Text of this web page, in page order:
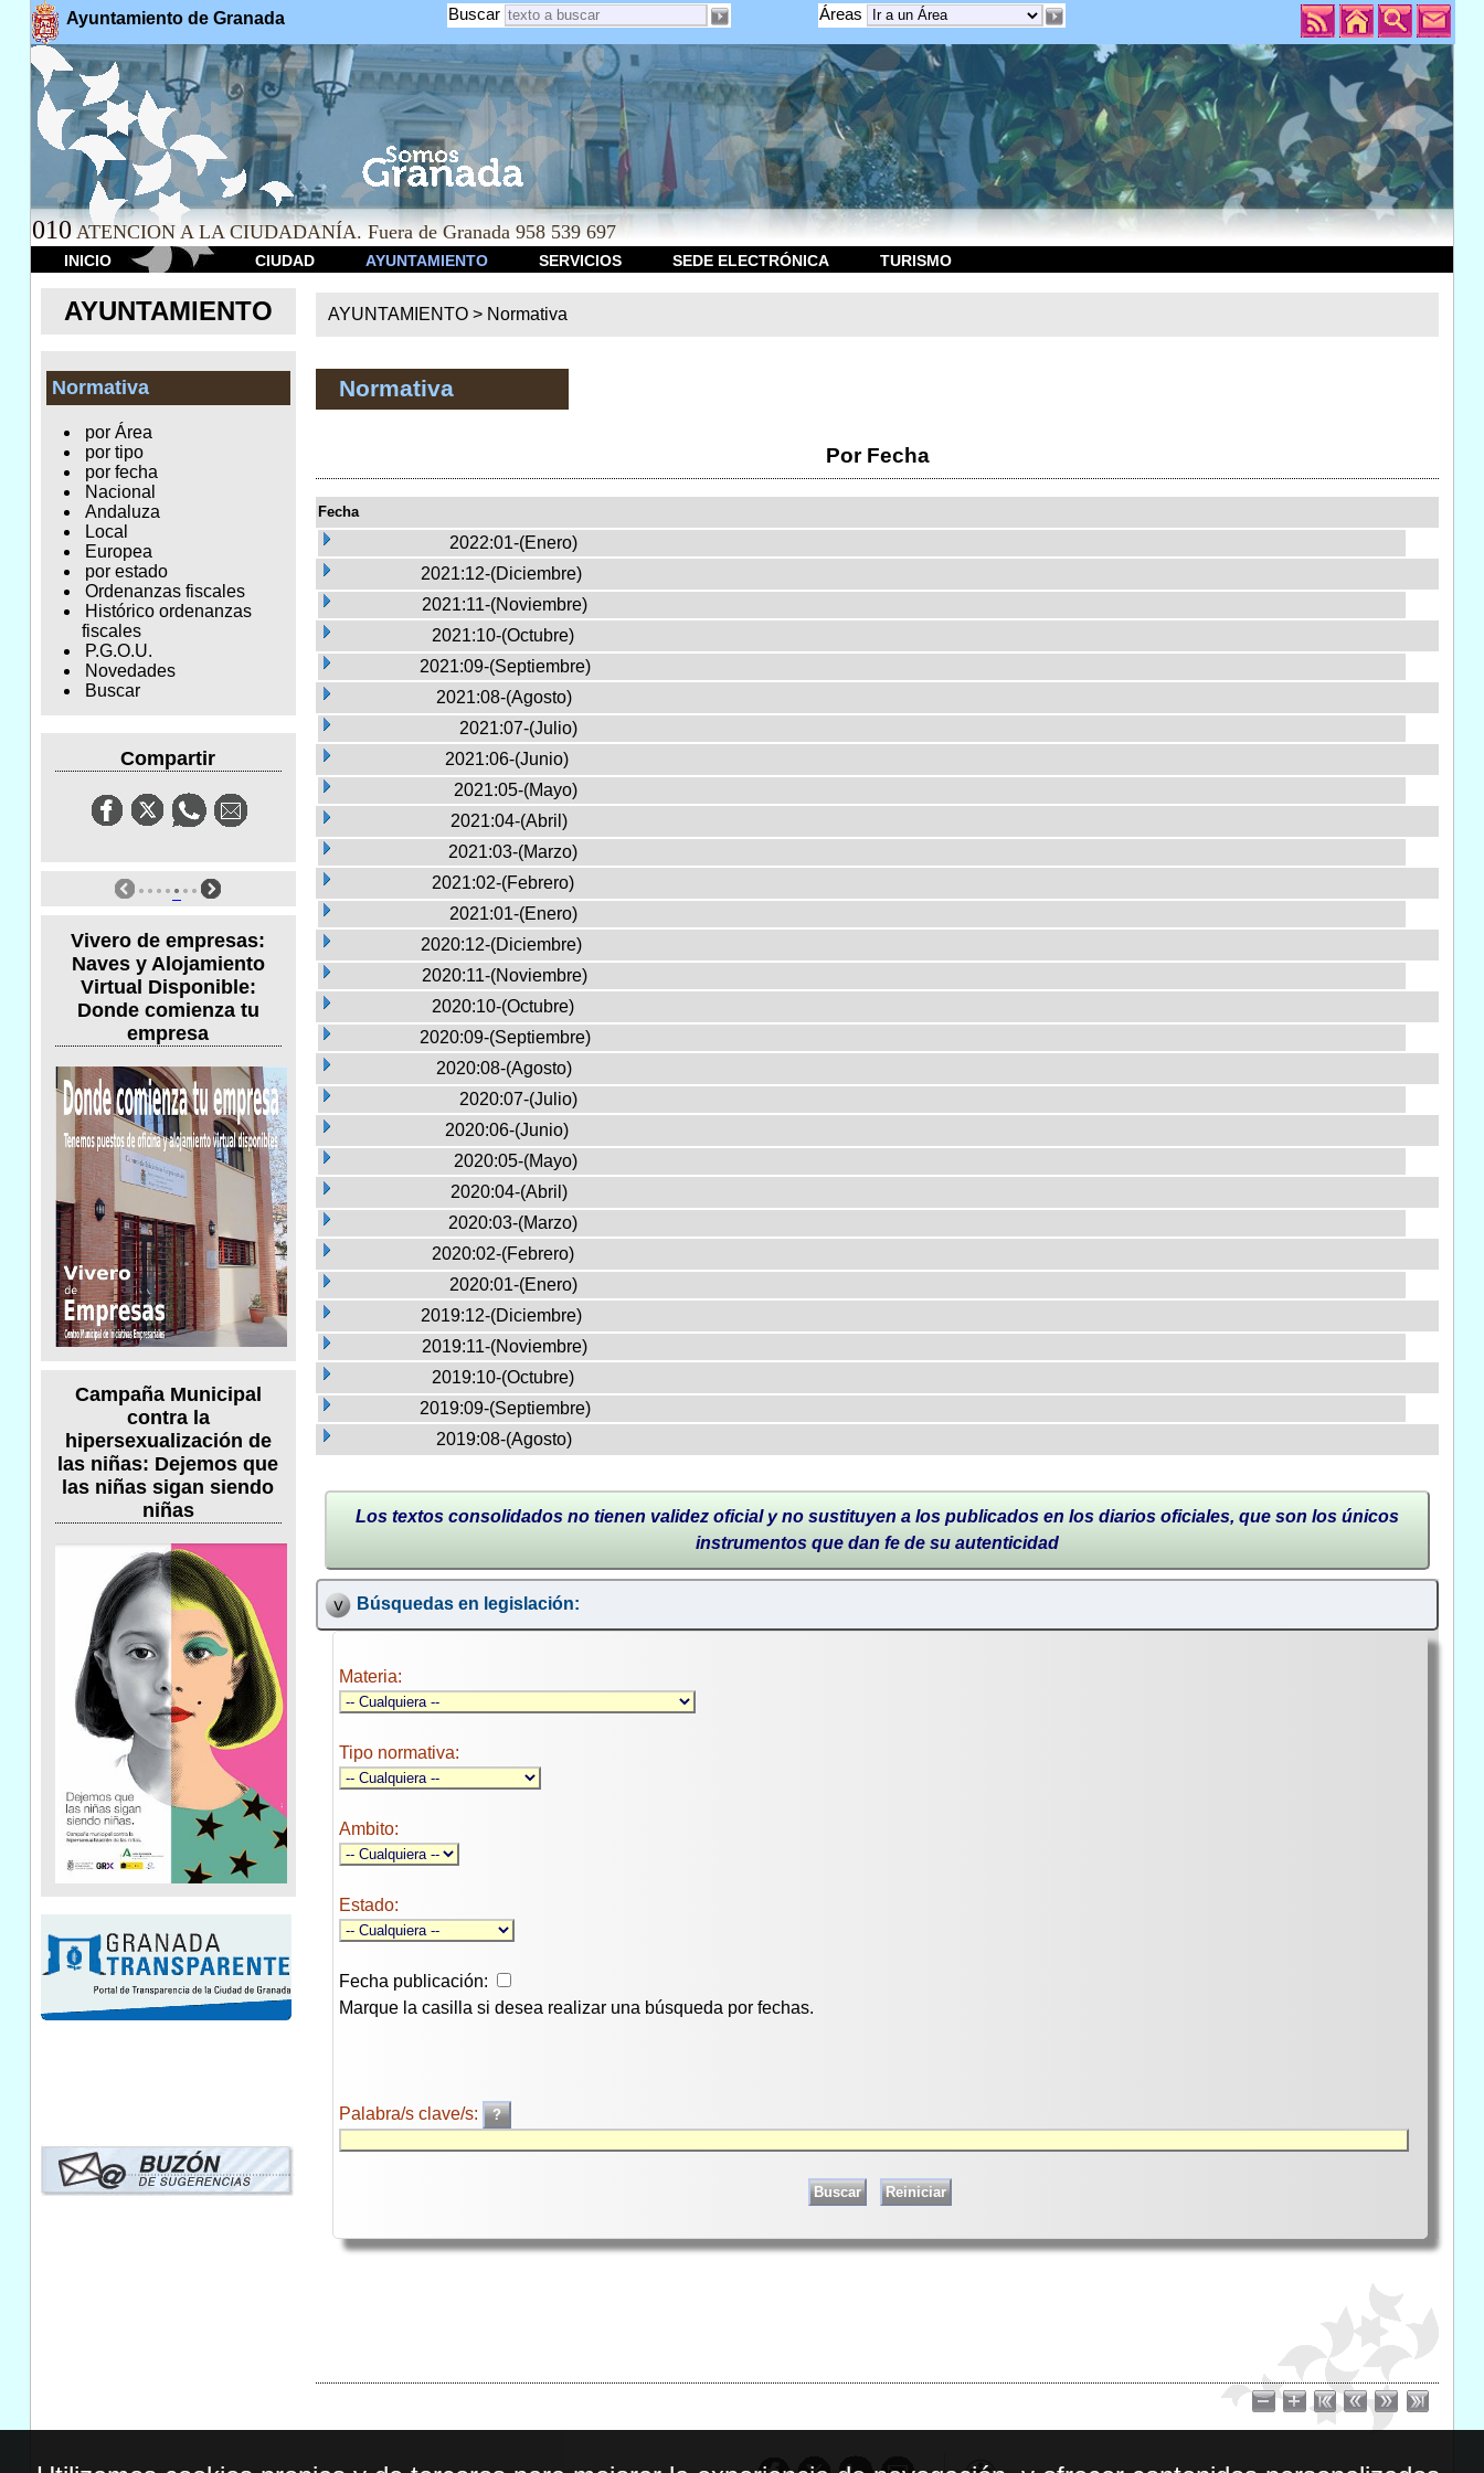
Ayuntamiento de Granada Áreas
Buscar
010 ATENCION A LA CIUDADANÍA. Fuera de Granada 958 539 697
INICIO CIUDAD AYUNTAMIENTO SERVICIOS SEDE ELECTRÓNICA TURISMO
AYUNTAMIENTO
Normativa
por Área
por tipo
por fecha
Nacional
Andaluza
Local
Europea
por estado
Ordenanzas fiscales
Histórico ordenanzas
fiscales
P.G.O.U.
Novedades
Buscar
Compartir
Vivero de empresas:
Naves y Alojamiento
Virtual Disponible:
Donde comienza tu
empresa
Campaña Municipal
contra la
hipersexualización de
las niñas: Dejemos que
las niñas sigan siendo
niñas
AYUNTAMIENTO > Normativa
Normativa
Por Fecha
Fecha
2022:01-(Enero)
2021:12-(Diciembre)
2021:11-(Noviembre)
2021:10-(Octubre)
2021:09-(Septiembre)
2021:08-(Agosto)
2021:07-(Julio)
2021:06-(Junio)
2021:05-(Mayo)
2021:04-(Abril)
2021:03-(Marzo)
2021:02-(Febrero)
2021:01-(Enero)
2020:12-(Diciembre)
2020:11-(Noviembre)
2020:10-(Octubre)
2020:09-(Septiembre)
2020:08-(Agosto)
2020:07-(Julio)
2020:06-(Junio)
2020:05-(Mayo)
2020:04-(Abril)
2020:03-(Marzo)
2020:02-(Febrero)
2020:01-(Enero)
2019:12-(Diciembre)
2019:11-(Noviembre)
2019:10-(Octubre)
2019:09-(Septiembre)
2019:08-(Agosto)
Los textos consolidados no tienen validez oficial y no sustituyen a los publicados en los diarios oficiales, que son los únicos
instrumentos que dan fe de su autenticidad
Búsquedas en legislación:
Materia:
Tipo normativa:
Ambito:
Estado:
Fecha publicación:
Marque la casilla si desea realizar una búsqueda por fechas.
Palabra/s clave/s: